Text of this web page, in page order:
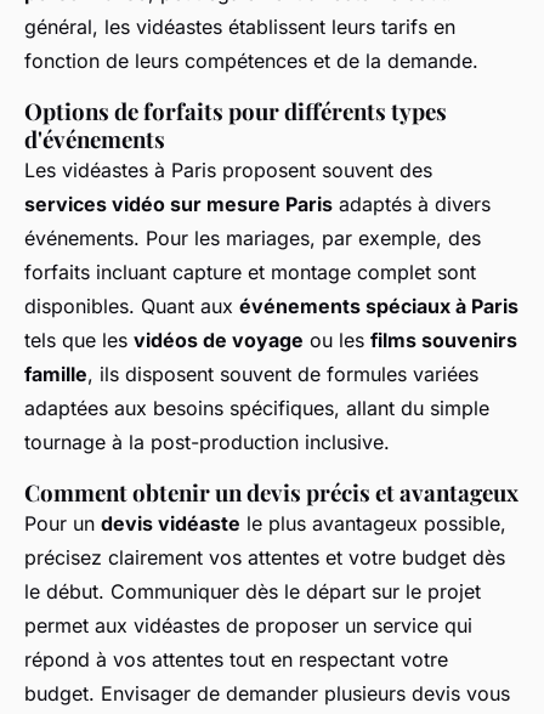
général, les vidéastes établissent leurs tarifs en
fonction de leurs compétences et de la demande.
Options de forfaits pour différents types
d'événements
Les vidéastes à Paris proposent souvent des
services vidéo sur mesure Paris adaptés à divers
événements. Pour les mariages, par exemple, des
forfaits incluant capture et montage complet sont
disponibles. Quant aux événements spéciaux à Paris
tels que les vidéos de voyage ou les films souvenirs
famille, ils disposent souvent de formules variées
adaptées aux besoins spécifiques, allant du simple
tournage à la post-production inclusive.
Comment obtenir un devis précis et avantageux
Pour un devis vidéaste le plus avantageux possible,
précisez clairement vos attentes et votre budget dès
le début. Communiquer dès le départ sur le projet
permet aux vidéastes de proposer un service qui
répond à vos attentes tout en respectant votre
budget. Envisager de demander plusieurs devis vous